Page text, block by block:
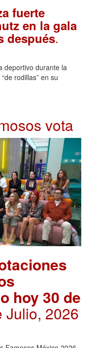
fuerte
en la gala
después.
deportivo durante la
rodillas” en su
vota
hoy 30 de
Julio, 2026